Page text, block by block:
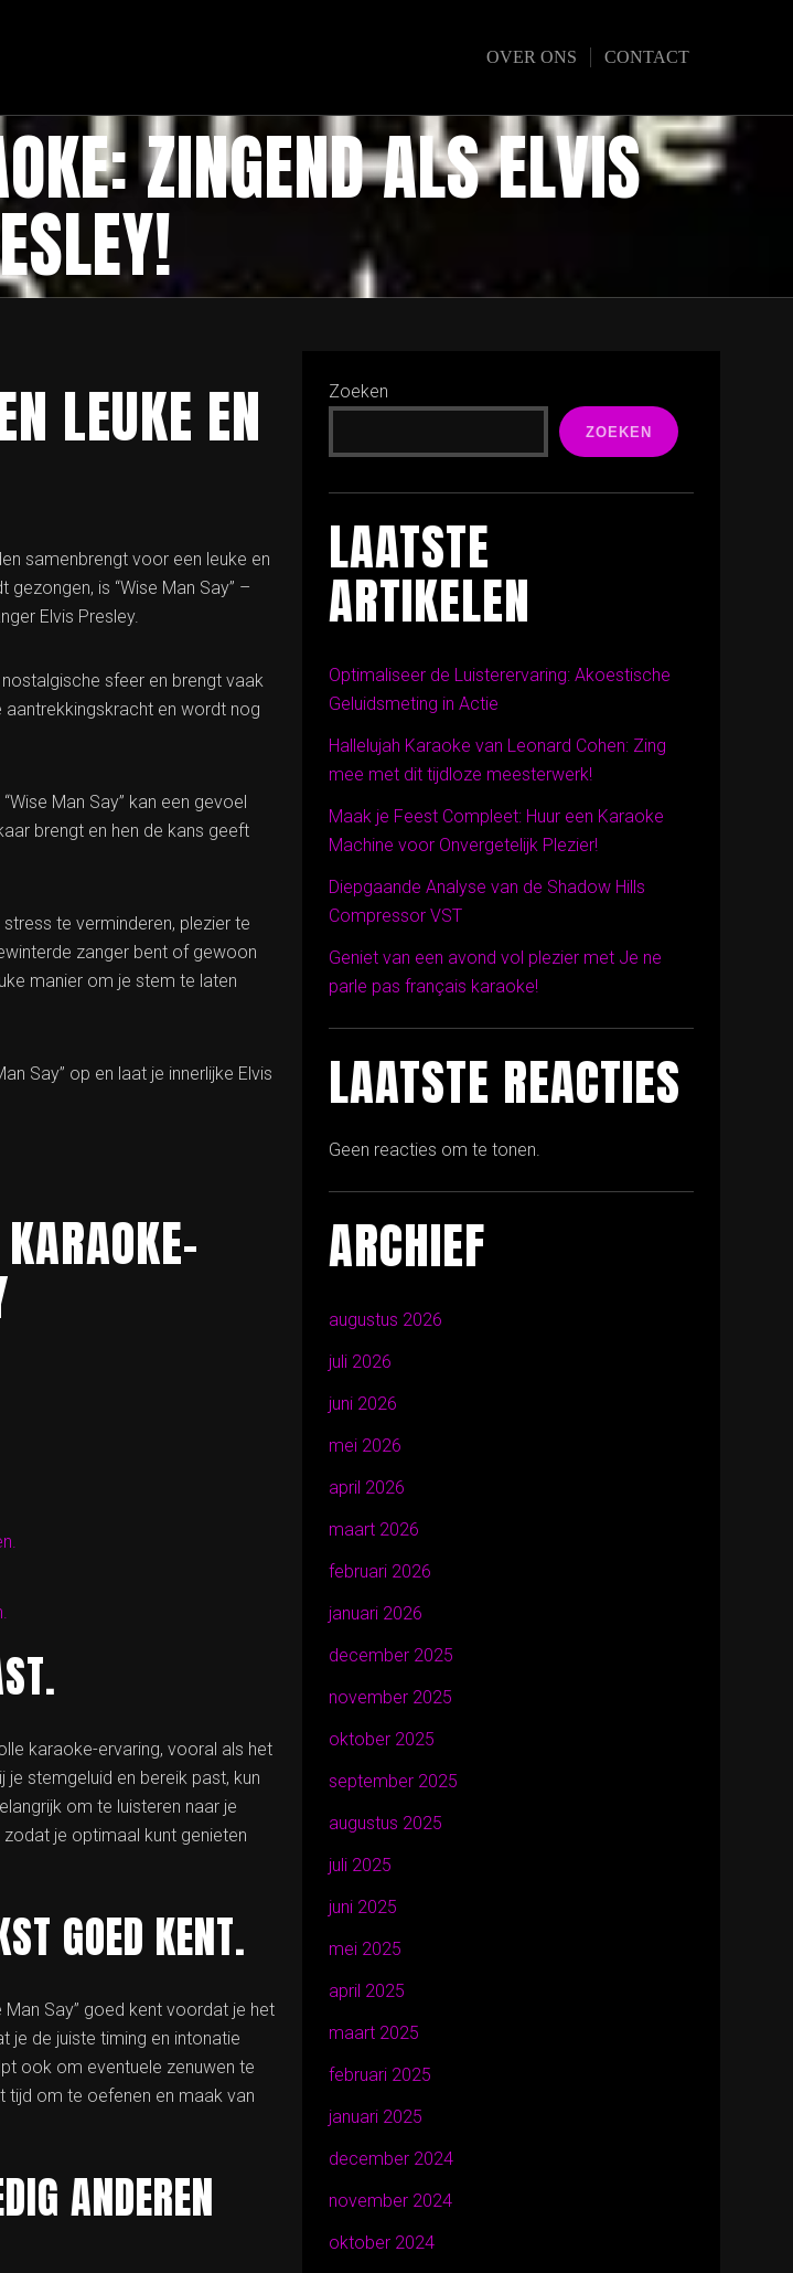
OVER ONS CONTACT
ZINGEND ALS ELVIS
LEUKE EN
samenbrengt voor een leuke en
is “Wise Man Say” –
Elvis Presley.
sfeer en brengt vaak
aantrekkingskracht en wordt nog
Man Say” kan een gevoel
brengt en hen de kans geeft
te verminderen, plezier te
zanger bent of gewoon
manier om je stem te laten
Say” op en laat je innerlijke Elvis
karaoke-ervaring, vooral als het
je stemgeluid en bereik past, kun
om te luisteren naar je
je optimaal kunt genieten
GOED KENT.
Say” goed kent voordat je het
je de juiste timing en intonatie
ook om eventuele zenuwen te
tijd om te oefenen en maak van
ANDEREN
Zoeken
ZOEKEN
LAATSTE
ARTIKELEN
Optimaliseer de Luisterervaring: Akoestische
Geluidsmeting in Actie
Hallelujah Karaoke van Leonard Cohen: Zing
mee met dit tijdloze meesterwerk!
Maak je Feest Compleet: Huur een Karaoke
Machine voor Onvergetelijk Plezier!
Diepgaande Analyse van de Shadow Hills
Compressor VST
Geniet van een avond vol plezier met Je ne
parle pas français karaoke!
LAATSTE REACTIES
Geen reacties om te tonen.
ARCHIEF
augustus 2026
juli 2026
juni 2026
mei 2026
april 2026
maart 2026
februari 2026
januari 2026
december 2025
november 2025
oktober 2025
september 2025
augustus 2025
juli 2025
juni 2025
mei 2025
april 2025
maart 2025
februari 2025
januari 2025
december 2024
november 2024
oktober 2024